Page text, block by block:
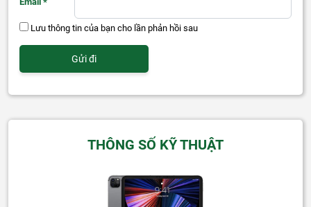
Lưu thông tin của bạn cho lần phản hồi sau
THÔNG SỐ KỸ THUẬT